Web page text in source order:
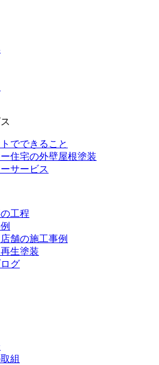
でできること
住宅の外壁屋根塗装
サービス
工程
舗の施工事例
生塗装
グ
組